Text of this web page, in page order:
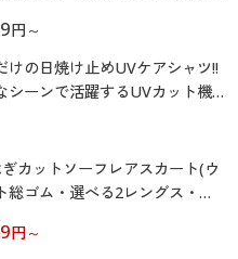
円 ～
けの日焼け止めUVケアシャツ!!
シーンで活躍するUVカット機
い勝手のよさが魅力。カジュア
きれいめにも自在に着まわせま
カットソーフレアスカート(ウ
総ゴム・選べる2レングス・洗
円 ～